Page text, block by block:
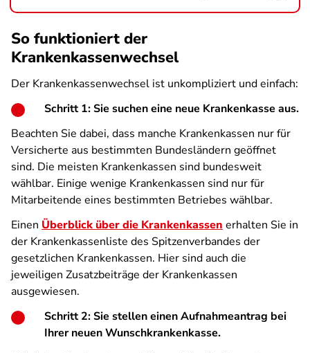
So funktioniert der
Krankenkassenwechsel
Der Krankenkassenwechsel ist unkompliziert und einfach:
Schritt 1: Sie suchen eine neue Krankenkasse aus.
Beachten Sie dabei, dass manche Krankenkassen nur für
Versicherte aus bestimmten Bundesländern geöffnet
sind. Die meisten Krankenkassen sind bundesweit
wählbar. Einige wenige Krankenkassen sind nur für
Mitarbeitende eines bestimmten Betriebes wählbar.
Einen Überblick über die Krankenkassen erhalten Sie in
der Krankenkassenliste des Spitzenverbandes der
gesetzlichen Krankenkassen. Hier sind auch die
jeweiligen Zusatzbeiträge der Krankenkassen
ausgewiesen.
Schritt 2: Sie stellen einen Aufnahmeantrag bei
Ihrer neuen Wunschkrankenkasse.